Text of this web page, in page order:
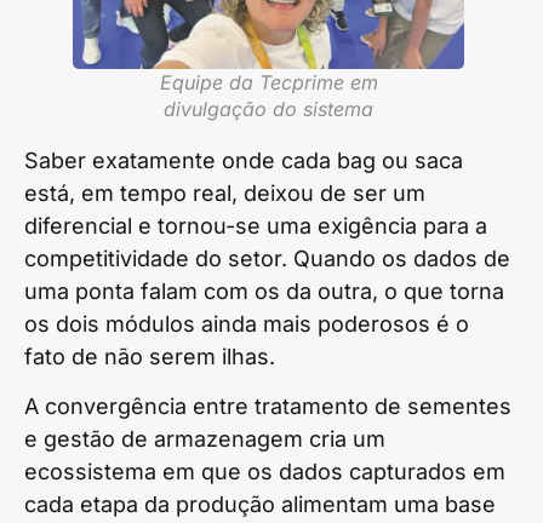
Equipe da Tecprime em
divulgação do sistema
Saber exatamente onde cada bag ou saca
está, em tempo real, deixou de ser um
diferencial e tornou-se uma exigência para a
competitividade do setor. Quando os dados de
uma ponta falam com os da outra, o que torna
os dois módulos ainda mais poderosos é o
fato de não serem ilhas.
A convergência entre tratamento de sementes
e gestão de armazenagem cria um
ecossistema em que os dados capturados em
cada etapa da produção alimentam uma base